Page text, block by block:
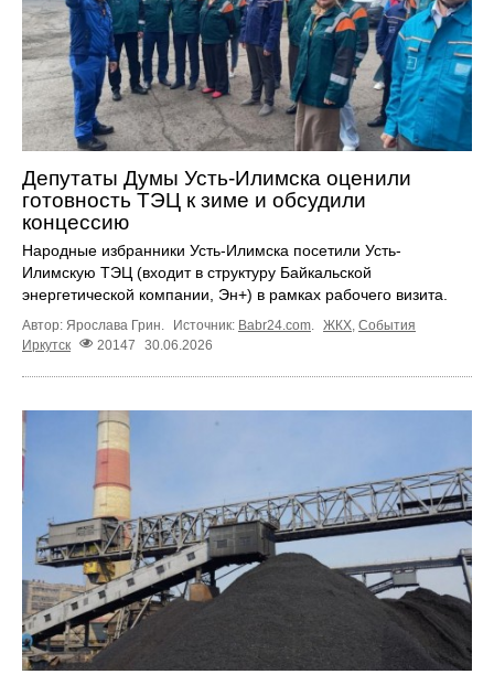
Депутаты Думы Усть-Илимска оценили
готовность ТЭЦ к зиме и обсудили
концессию
Народные избранники Усть-Илимска посетили Усть-
Илимскую ТЭЦ (входит в структуру Байкальской
энергетической компании, Эн+) в рамках рабочего визита.
Автор: Ярослава Грин. Источник: Babr24.com. ЖКХ, События
Иркутск
20147 30.06.2026